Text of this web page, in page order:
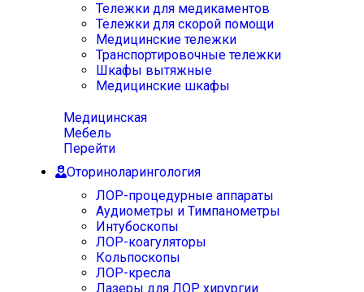
Тележки для медикаментов
Тележки для скорой помощи
Медицинские тележки
Транспортировочные тележки
Шкафы вытяжные
Медицинские шкафы
Медицинская
Мебель
Перейти
Оториноларингология
ЛОР-процедурные аппараты
Аудиометры и Тимпанометры
Интубоскопы
ЛОР-коагуляторы
Кольпоскопы
ЛОР-кресла
Лазеры для ЛОР хирургии